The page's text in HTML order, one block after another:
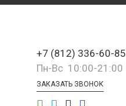
+7 (812) 336-60-85
Пн-Вс 10:00-21:00
ЗАКАЗАТЬ ЗВОНОК